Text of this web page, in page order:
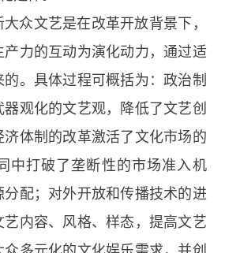
众文艺是在改革开放背景下，
产力的互动为演化动力，通过适
。具体过程可概括为：政治制
观化的文艺观，降低了文艺创
体制的改革激活了文化市场的
中打破了垄断性的市场准入机
配；对外开放和传播技术的进
内容、风格、样态，提高文艺